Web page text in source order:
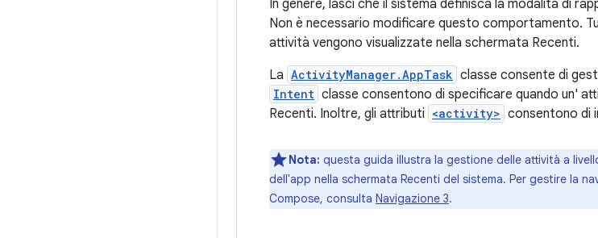
In genere, lasci che il sistema definisca la modalità di
Non è necessario modificare questo comportamento.
attività vengono visualizzate nella schermata Recenti.
La ActivityManager.AppTask classe consente di
Intent classe consentono di specificare quando un'
Recenti. Inoltre, gli attributi <activity> consentono di
Nota: questa guida illustra la gestione delle attività a
dell'app nella schermata Recenti del sistema. Per gestire la
Compose, consulta Navigazione 3.